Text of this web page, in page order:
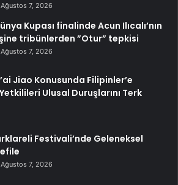
Ağustos 7, 2026
Kupası finalinde Acun Ilıcalı’nın
tribünlerden ”Otur” tepkisi
Ağustos 7, 2026
Jiao Konusunda Filipinler’e
Ulusal Duruşlarını Terk
Festivali’nde Geleneksel
Ağustos 7, 2026